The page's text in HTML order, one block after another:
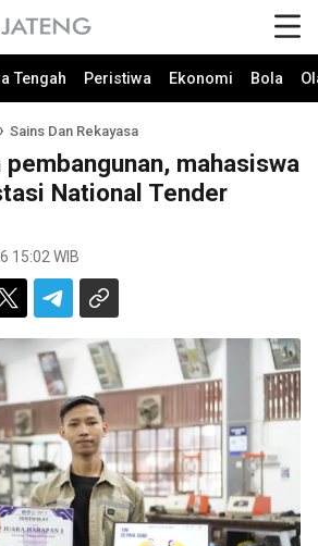
Tengah Peristiwa Ekonomi Bola
Sains Dan Rekayasa
mahasiswa
National Tender
15:02 WIB